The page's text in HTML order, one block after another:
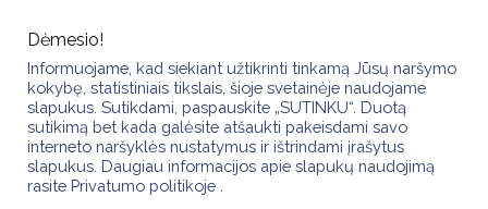
content
REZULTATAI │ KREATYVINIO MAKIAŽO KONKURSAS
Dėmesio!
Informuojame, kad siekiant užtikrinti tinkamą Jūsų naršymo
kokybę, statistiniais tikslais, šioje svetainėje naudojame
slapukus. Sutikdami, paspauskite „SUTINKU“. Duotą
sutikimą bet kada galėsite atšaukti pakeisdami savo
interneto naršyklės nustatymus ir ištrindami įrašytus
slapukus. Daugiau informacijos apie slapukų naudojimą
rasite Privatumo politikoje .